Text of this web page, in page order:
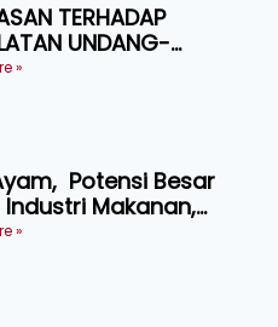
TERHADAP
UNDANG-
ASAS KEPADA
»
Potensi Besar
Makanan,
dan Penyelidikan
»